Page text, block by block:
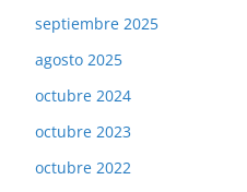
septiembre 2025
agosto 2025
octubre 2024
octubre 2023
octubre 2022